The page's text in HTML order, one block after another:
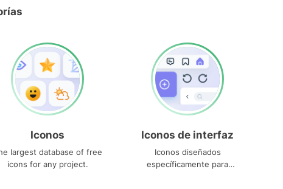
Iconos
largest database of free
icons for any project.
Iconos de interfaz
Iconos diseñados
específicamente para